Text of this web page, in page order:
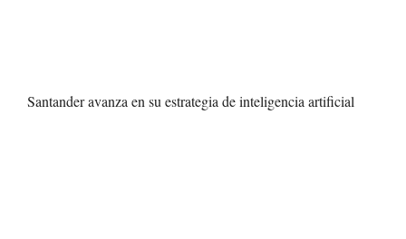
Santander avanza en su estrategia de inteligencia artificial